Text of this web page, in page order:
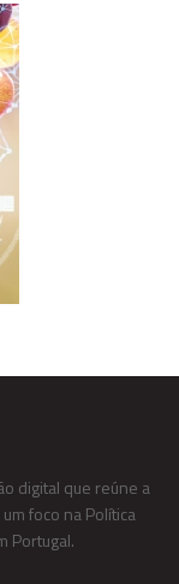
digital que reúne a
foco na Política
Portugal.